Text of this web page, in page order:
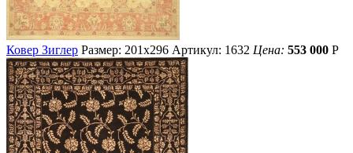
Ковер Зиглер Размер: 201х296 Артикул: 1632 Цена: 553 000 Р